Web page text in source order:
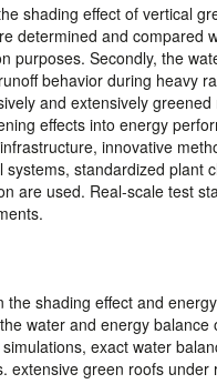
shading effect of vertical
determined and compared
purposes. Secondly, the
behavior during heavy
and extensively
effects into energy
innovative
standardized plant
are used. Real-scale test
shading effect and
water and energy balance
exact water
extensive green roofs under